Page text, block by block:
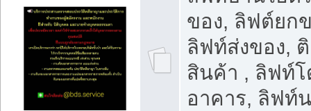
ของ, ลิฟต์ยก
ลิฟท์ส่งของ,
สินค้า , ลิฟท์
อาคาร, ลิฟท์